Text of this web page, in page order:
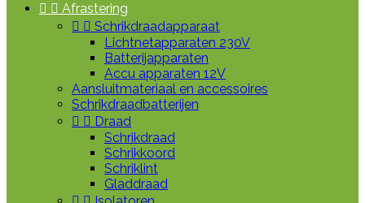
  Afrastering
  Schrikdraadapparaat
Lichtnetapparaten 230V
Batterijapparaten
Accu apparaten 12V
Aansluitmateriaal en accessoires
Schrikdraadbatterijen
  Draad
Schrikdraad
Schrikkoord
Schriklint
Gladdraad